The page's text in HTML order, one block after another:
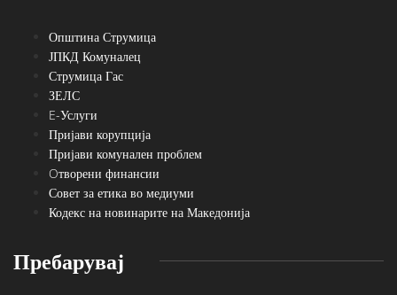
Општина Струмица
ЈПКД Комуналец
Струмица Гас
ЗЕЛС
E-Услуги
Пријави корупција
Пријави комунален проблем
Oтворени финансии
Совет за етика во медиуми
Кодекс на новинарите на Македонија
Пребарувај